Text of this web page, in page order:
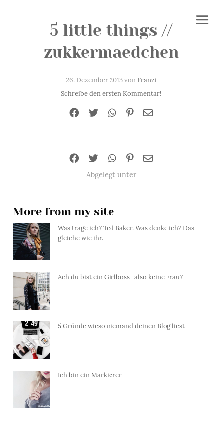
5 little things //
zukkermaedchen
26. Dezember 2013 vonFranzi
Schreibe den ersten Kommentar!
Abgelegt unter
More from my site
Was trage ich? Ted Baker. Was denke ich? Das
gleiche wie ihr.
Ach du bist ein Girlboss- also keine Frau?
5 Gründe wieso niemand deinen Blog liest
Ich bin ein Markierer